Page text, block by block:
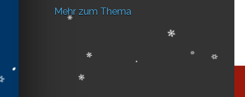
Mehr zum Thema